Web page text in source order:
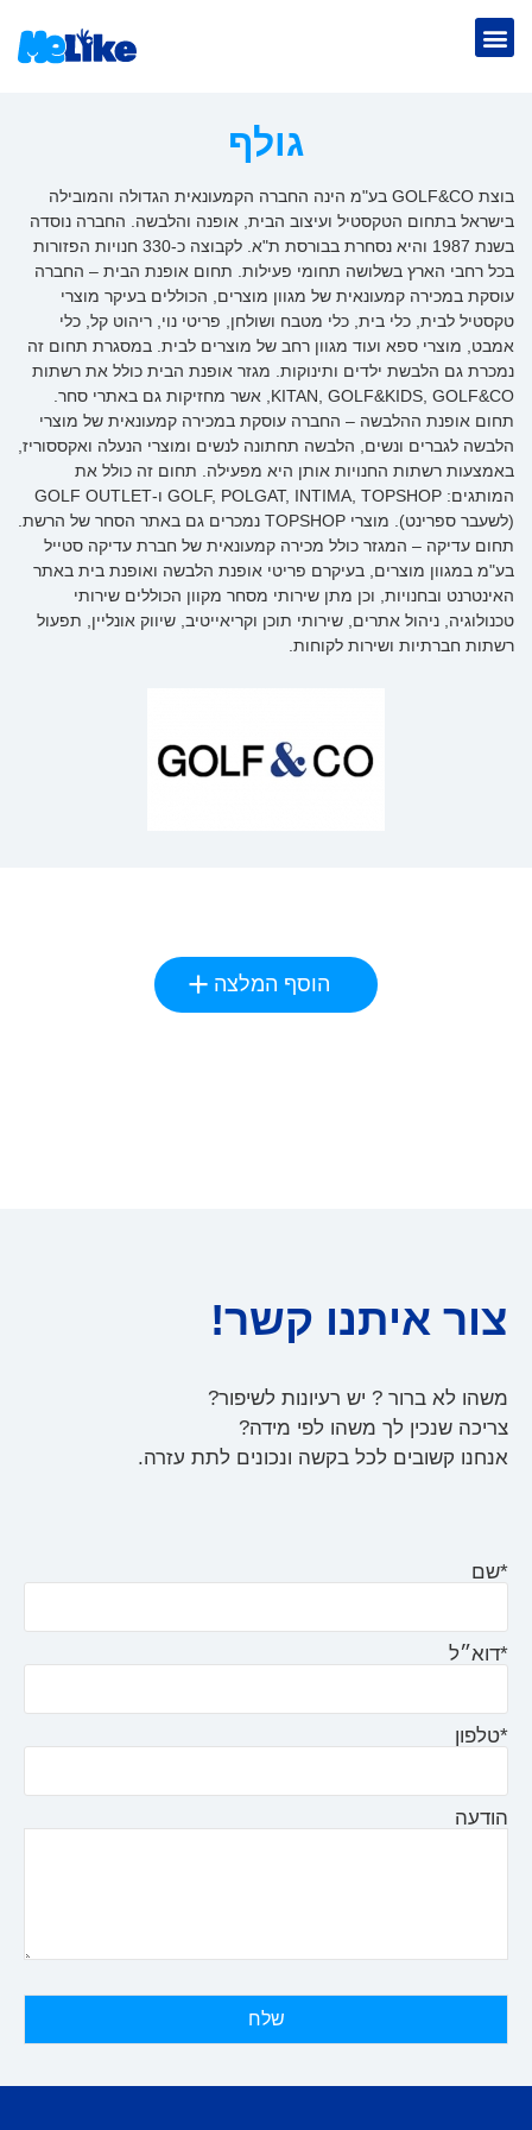
גולף
בוצת GOLF&CO בע"מ הינה החברה הקמעונאית הגדולה והמובילה
בישראל בתחום הטקסטיל ועיצוב הבית, אופנה והלבשה. החברה נוסדה
בשנת 1987 והיא נסחרת בבורסת ת"א. לקבוצה כ-330 חנויות הפזורות
בכל רחבי הארץ בשלושה תחומי פעילות. תחום אופנת הבית – החברה
עוסקת במכירה קמעונאית של מגוון מוצרים, הכוללים בעיקר מוצרי
טקסטיל לבית, כלי בית, כלי מטבח ושולחן, פריטי נוי, ריהוט קל, כלי
אמבט, מוצרי ספא ועוד מגוון רחב של מוצרים לבית. במסגרת תחום זה
נמכרת גם הלבשת ילדים ותינוקות. מגזר אופנת הבית כולל את רשתות
KITAN, GOLF&KIDS, GOLF&CO, אשר מחזיקות גם באתרי סחר.
תחום אופנת ההלבשה – החברה עוסקת במכירה קמעונאית של מוצרי
הלבשה לגברים ונשים, הלבשה תחתונה לנשים ומוצרי הנעלה ואקססוריז,
באמצעות רשתות החנויות אותן היא מפעילה. תחום זה כולל את
המותגים: GOLF, POLGAT, INTIMA, TOPSHOP ו-GOLF OUTLET
(לשעבר ספרינט). מוצרי TOPSHOP נמכרים גם באתר הסחר של הרשת.
תחום עדיקה – המגזר כולל מכירה קמעונאית של חברת עדיקה סטייל
בע"מ במגוון מוצרים, בעיקרם פריטי אופנת הלבשה ואופנת בית באתר
האינטרנט ובחנויות, וכן מתן שירותי מסחר מקוון הכוללים שירותי
טכנולוגיה, ניהול אתרים, שירותי תוכן וקריאייטיב, שיווק אונליין, תפעול
רשתות חברתיות ושירות לקוחות.
הוסף המלצה
צור איתנו קשר!
משהו לא ברור ? יש רעיונות לשיפור?
צריכה שנכין לך משהו לפי מידה?
אנחנו קשובים לכל בקשה ונכונים לתת עזרה.
*שם
*דוא״ל
*טלפון
הודעה